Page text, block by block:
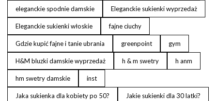
eleganckie spodnie damskie Eleganckie sukienki wyprzedaż
Eleganckie sukienki włoskie fajne ciuchy
Gdzie kupić fajne i tanie ubrania greenpoint gym
H&M bluzki damskie wyprzedaż h & m swetry h anm
hm swetry damskie inst
Jaka sukienka dla kobiety po 50? Jakie sukienki dla 30 latki?